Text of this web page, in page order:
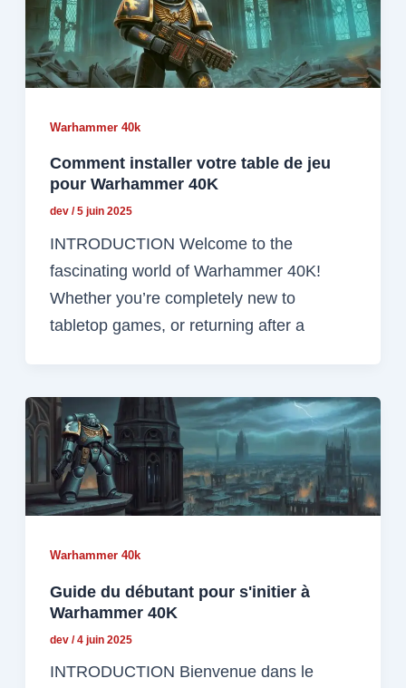
Warhammer 40k
Comment installer votre table de jeu
pour Warhammer 40K
dev/5 juin 2025
INTRODUCTION Welcome to the
fascinating world of Warhammer 40K!
Whether you’re completely new to
tabletop games, or returning after a
Warhammer 40k
Guide du débutant pour s'initier à
Warhammer 40K
dev/4 juin 2025
INTRODUCTION Bienvenue dans le